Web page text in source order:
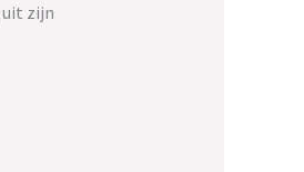
uit zijn